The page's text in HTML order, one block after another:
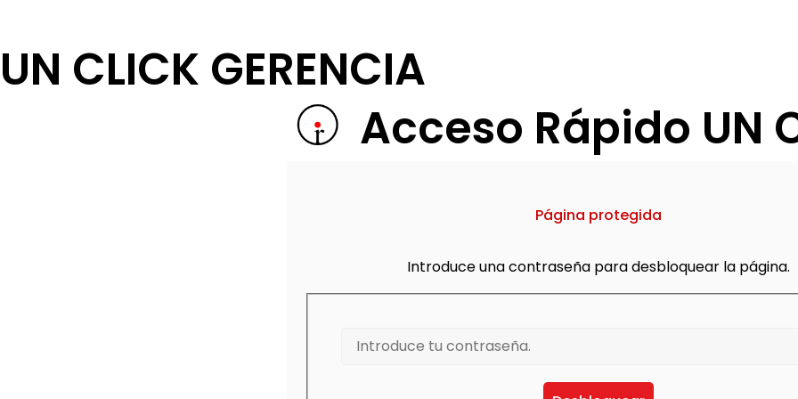
UN CLICK GERENCIA
Acceso Rápido UN
Página protegida
Introduce una contraseña para desbloquear la página.